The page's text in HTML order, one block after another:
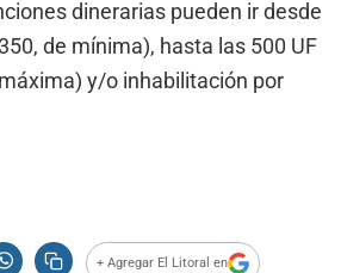
dinerarias pueden ir desde
de mínima), hasta las 500 UF
y/o inhabilitación por
+ Agregar El Litoral en